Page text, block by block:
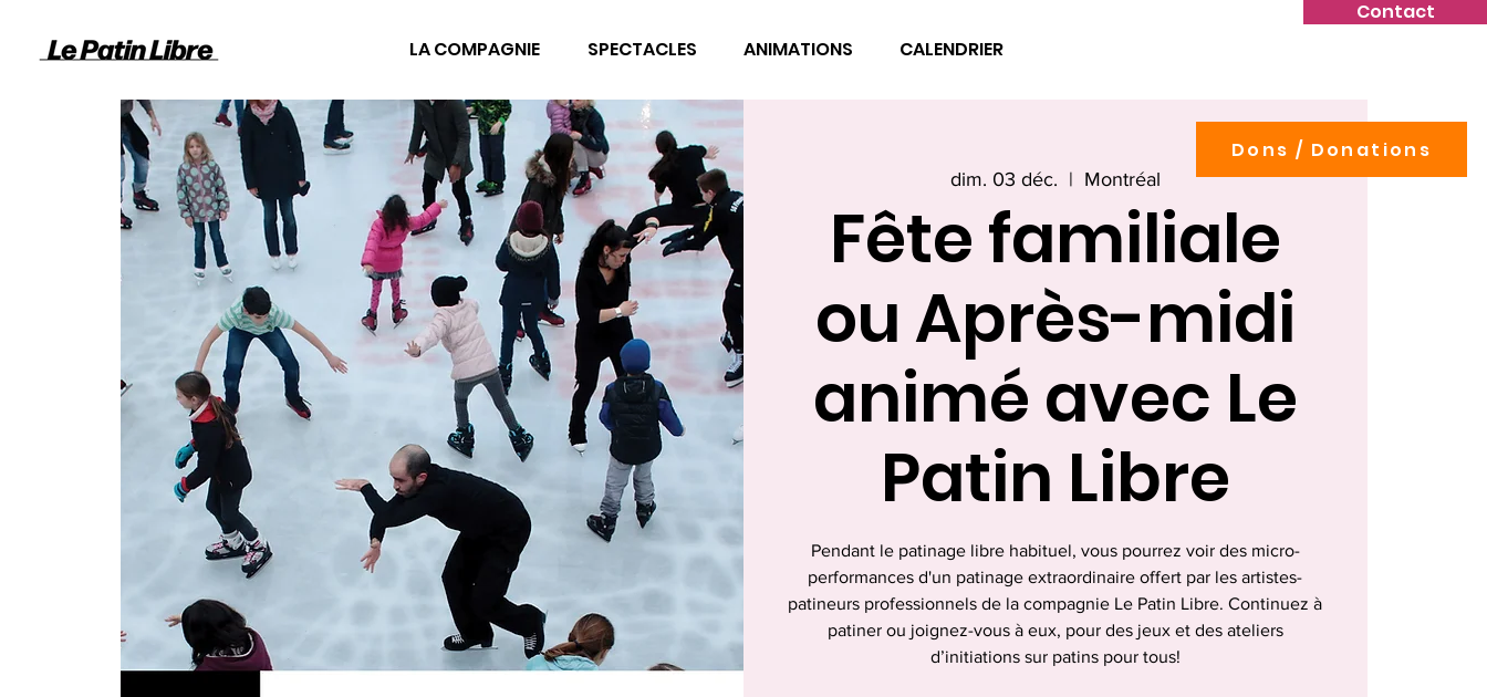
Dons / Donations
LA COMPAGNIE SPECTACLES ANIMATIONS CALENDRIER
Contact
dim. 03 déc.
  |
Montréal
Fête familiale
ou Après-midi
animé avec Le
Patin Libre
Pendant le patinage libre habituel, vous pourrez voir des micro-
performances d'un patinage extraordinaire offert par les artistes-
patineurs professionnels de la compagnie Le Patin Libre. Continuez à
patiner ou joignez-vous à eux, pour des jeux et des ateliers
d’initiations sur patins pour tous!